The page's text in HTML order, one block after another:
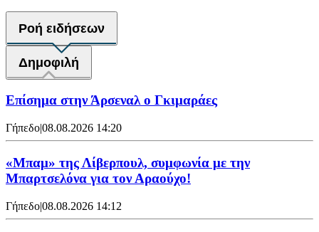
Ροή ειδήσεων
Δημοφιλή
Επίσημα στην Άρσεναλ ο Γκιμαράες
Γήπεδο|08.08.2026 14:20
«Μπαμ» της Λίβερπουλ, συμφωνία με την
Μπαρτσελόνα για τον Αραούχο!
Γήπεδο|08.08.2026 14:12